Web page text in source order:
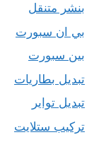
بنشر متنقل
بي ان سبورت
بين سبورت
تبديل بطاريات
تبديل تواير
تركيب ستلايت